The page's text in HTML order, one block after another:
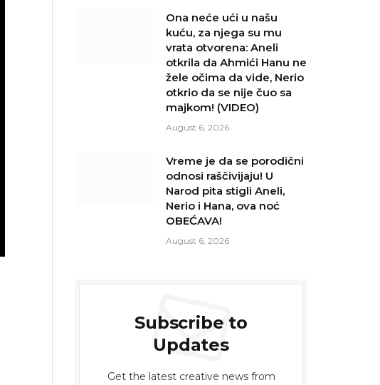
Ona neće ući u našu
kuću, za njega su mu
vrata otvorena: Aneli
otkrila da Ahmići Hanu ne
žele očima da vide, Nerio
otkrio da se nije čuo sa
majkom! (VIDEO)
August 6, 2026
Vreme je da se porodični
odnosi raščivijaju! U
Narod pita stigli Aneli,
Nerio i Hana, ova noć
OBEĆAVA!
August 6, 2026
Subscribe to
Updates
Get the latest creative news from